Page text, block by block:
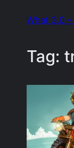
What 3.0
Tag: